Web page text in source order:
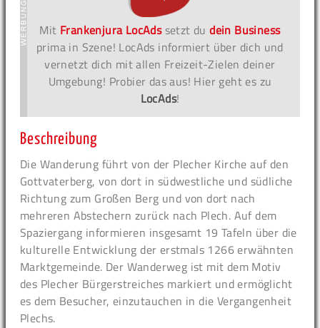
Mit Frankenjura LocAdssetzt dudein Business
prima in Szene! LocAds informiert über dich und
vernetzt dich mit allen Freizeit-Zielen deiner
Umgebung! Probier das aus! Hier geht es zu
LocAds!
Beschreibung
Die Wanderung führt von der Plecher Kirche auf den
Gottvaterberg, von dort in südwestliche und südliche
Richtung zum Großen Berg und von dort nach
mehreren Abstechern zurück nach Plech. Auf dem
Spaziergang informieren insgesamt 19 Tafeln über die
kulturelle Entwicklung der erstmals 1266 erwähnten
Marktgemeinde. Der Wanderweg ist mit dem Motiv
des Plecher Bürgerstreiches markiert und ermöglicht
es dem Besucher, einzutauchen in die Vergangenheit
Plechs.